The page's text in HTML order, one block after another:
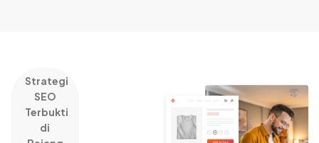
Strategi
SEO
Terbukti
di